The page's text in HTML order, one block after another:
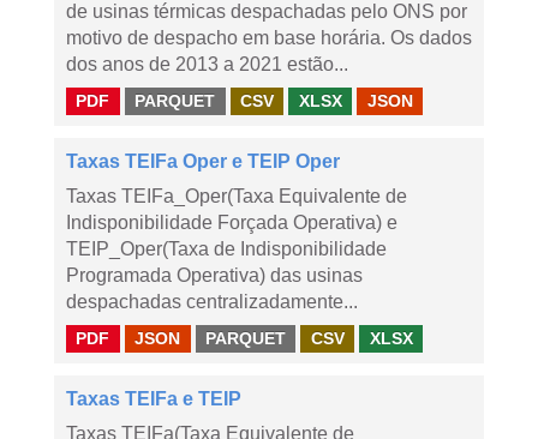
de usinas térmicas despachadas pelo ONS por
motivo de despacho em base horária. Os dados
dos anos de 2013 a 2021 estão...
PDF PARQUET CSV XLSX JSON
Taxas TEIFa Oper e TEIP Oper
Taxas TEIFa_Oper(Taxa Equivalente de
Indisponibilidade Forçada Operativa) e
TEIP_Oper(Taxa de Indisponibilidade
Programada Operativa) das usinas
despachadas centralizadamente...
PDF JSON PARQUET CSV XLSX
Taxas TEIFa e TEIP
Taxas TEIFa(Taxa Equivalente de